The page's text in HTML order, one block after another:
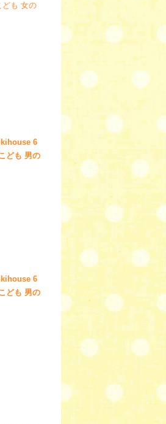
ども 女の
6
ども 男の
6
ども 男の